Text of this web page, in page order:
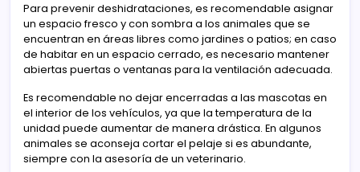
Para prevenir deshidrataciones, es recomendable asignar
un espacio fresco y con sombra a los animales que se
encuentran en áreas libres como jardines o patios; en caso
de habitar en un espacio cerrado, es necesario mantener
abiertas puertas o ventanas para la ventilación adecuada.
Es recomendable no dejar encerradas a las mascotas en
el interior de los vehículos, ya que la temperatura de la
unidad puede aumentar de manera drástica. En algunos
animales se aconseja cortar el pelaje si es abundante,
siempre con la asesoría de un veterinario.